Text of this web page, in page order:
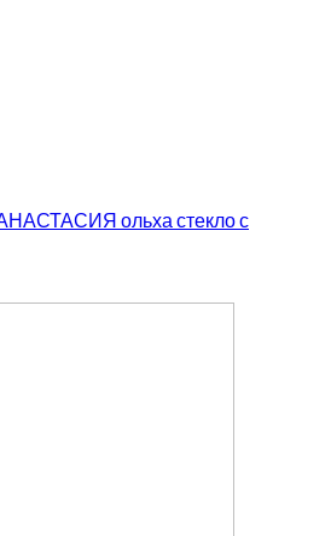
ольха стекло с